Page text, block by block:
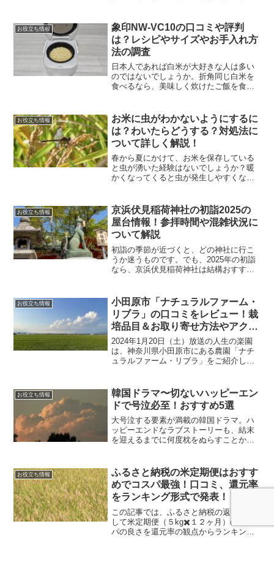
を楽しむだけではなく、本やアートも楽
しめてしまうところ。...
お役立ち情報
象印NW-VC10の口コミや評判
は？レシピやサイズやお手入れ方
法の調査
日本人であれば白米が大好きな人は多い
のではないでしょうか。折角同じ白米を
食べるなら、美味しく炊けたご飯を食べ
が、どの炊飯器を選択するべきなのか？
数ある炊飯器の中で今回は、...
お役立ち情報
お米に虫がわかないようにするに
は？わいたらどうする？対処法に
ついて詳しく解説！
春から夏にかけて、お米を保存している
と虫が湧いた経験はないでしょうか？暖
かくなってくると虫が発生しやすくな
保存中に虫がなぜ湧くのか、虫の種類、
湧かないようにするための注...
お役立ち情報
京浜伏見稲荷神社の初詣2025の
屋台情報！参拝時間や混雑状況に
ついて解説
初詣の季節が近づくと、どの神社に行こ
うか迷うものです。でも、2025年の初詣
なら、京浜伏見稲荷神社は結構おすすめ
平和島駅を降りて歩くこと5分。そこに広
がるのは、まるで...
お役立ち情報
小田原市「ナチュラルファーム・
リブラ」の口コミをレビュー！栽
培品目＆お取り寄せ方法やアクセ
スも【人生の楽園】
2024年1月20日（土）放送の人生の楽園
は、神奈川県小田原市にある農園「ナチ
ュラルファーム・リブラ」をご紹介しま
子さん。本記事では、ナチュラルファー
ム・リブラの野菜や...
お役立ち情報
韓国ドラマ〜切ないハッピーエン
ドで号泣必至！おすすめ5選
大号泣する要素が満載の韓国ドラマ。ハ
ッピーエンドなラブストーリーも、結末
を迎えるまでに何度枕をぬらすことか。
ていきます。この記事を読んで実際DVD
を見れば、いろい...
お役立ち情報
ふるさと納税の米定期便はおすす
めでコスパ最強！口コミ、還元率
をランキング形式で発表！
この記事では、ふるさと納税の返礼品と
して米定期便（５kg✖️１２ヶ月）のコス
パの良さを還元率の観点からランキング